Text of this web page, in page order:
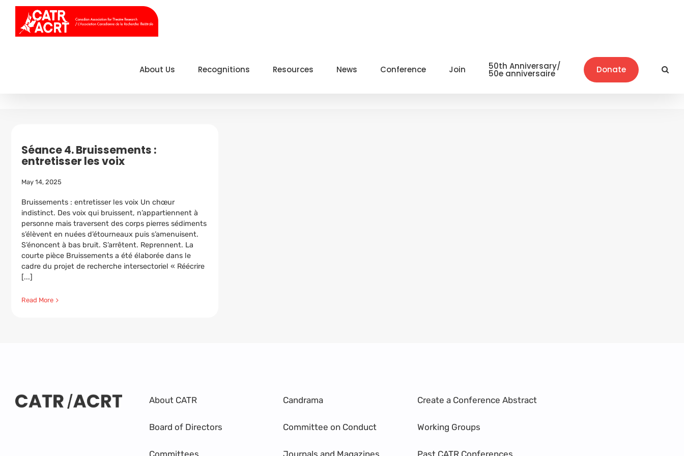
Skip
content
About Us Recognitions Resources News Conference Join 50th Anniversary/
50e anniversaire Donate
Séance 4. Bruissements :
entretisser les voix
May 14, 2025
Bruissements : entretisser les voix Un chœur
indistinct. Des voix qui bruissent, n’appartiennent à
personne mais traversent des corps pierres sédiments
s’élèvent en nuées d’étourneaux puis s’amenuisent.
S’énoncent à bas bruit. S’arrêtent. Reprennent. La
courte pièce Bruissements a été élaborée dans le
cadre du projet de recherche intersectoriel « Réécrire
[...]
Read More
About CATR
Board of Directors
Committees
Candrama
Committee on Conduct
Journals and Magazines
Create a Conference Abstract
Working Groups
Past CATR Conferences